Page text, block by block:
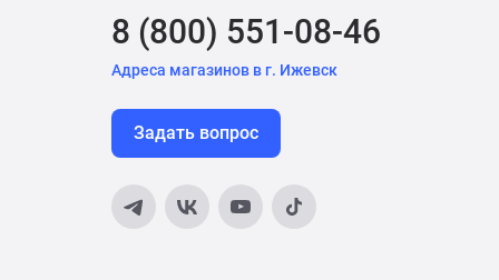
8 (800) 551-08-46
Адреса магазинов в г. Ижевск
Задать вопрос